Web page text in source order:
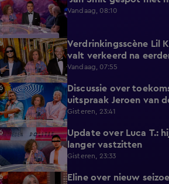
Vandaag, 08:10
4:12
Verdrinkingsscène Lil
valt verkeerd na
Vandaag, 07:55
1:48
Discussie over
uitspraak Jeroen van
Gisteren, 23:41
1:34
Update over Luca T.:
langer vastzitten
Gisteren, 23:33
3:33
Eline over nieuw